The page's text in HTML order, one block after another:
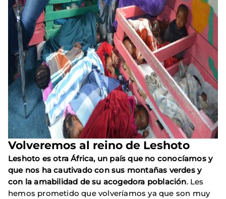
Volveremos al reino de Leshoto
Leshoto es otra África, un país que no conocíamos y
que nos ha cautivado con sus montañas verdes y
con la amabilidad de su acogedora población. Les
hemos prometido que volveríamos ya que son muy